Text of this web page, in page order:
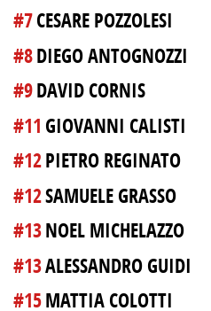
#7CESARE POZZOLESI
#8DIEGO ANTOGNOZZI
#9DAVID CORNIS
#11 GIOVANNI CALISTI
#12PIETRO REGINATO
#12SAMUELE GRASSO
#13NOEL MICHELAZZO
#13ALESSANDRO GUIDI
#15MATTIA COLOTTI